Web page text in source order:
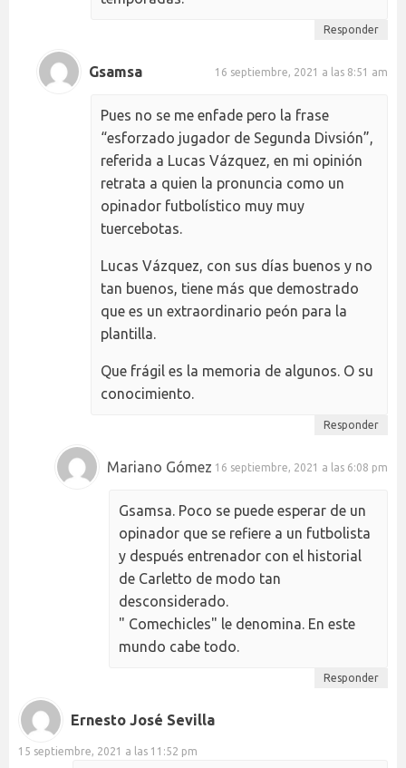
Responder
Gsamsa 16 septiembre, 2021 a las 8:51 am
Pues no se me enfade pero la frase
“esforzado jugador de Segunda Divsión”,
referida a Lucas Vázquez, en mi opinión
retrata a quien la pronuncia como un
opinador futbolístico muy muy
tuercebotas.
Lucas Vázquez, con sus días buenos y no
tan buenos, tiene más que demostrado
que es un extraordinario peón para la
plantilla.
Que frágil es la memoria de algunos. O su
conocimiento.
Responder
Mariano Gómez 16 septiembre, 2021 a las 6:08 pm
Gsamsa. Poco se puede esperar de un
opinador que se refiere a un futbolista
y después entrenador con el historial
de Carletto de modo tan
desconsiderado.
" Comechicles" le denomina. En este
mundo cabe todo.
Responder
Ernesto José Sevilla
15 septiembre, 2021 a las 11:52 pm